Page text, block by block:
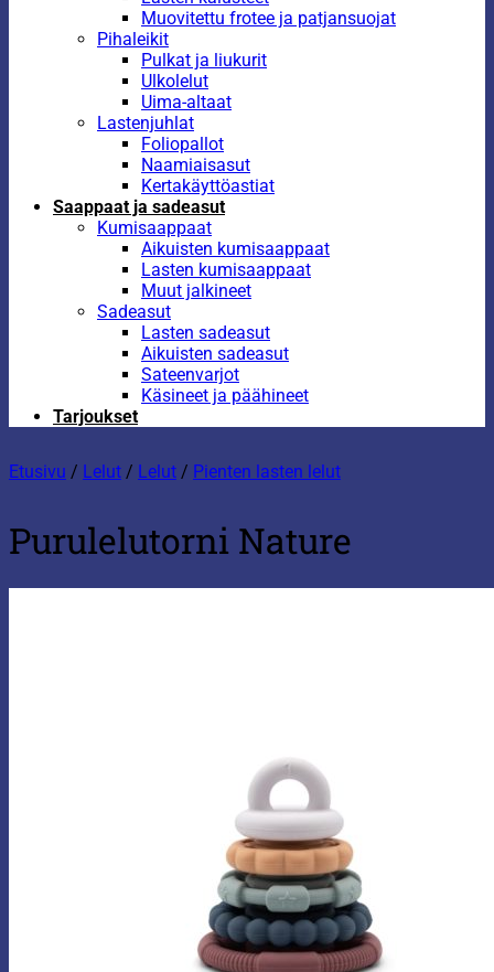
Muovitettu frotee ja patjansuojat
Pihaleikit
Pulkat ja liukurit
Ulkolelut
Uima-altaat
Lastenjuhlat
Foliopallot
Naamiaisasut
Kertakäyttöastiat
Saappaat ja sadeasut
Kumisaappaat
Aikuisten kumisaappaat
Lasten kumisaappaat
Muut jalkineet
Sadeasut
Lasten sadeasut
Aikuisten sadeasut
Sateenvarjot
Käsineet ja päähineet
Tarjoukset
Etusivu / Lelut / Lelut / Pienten lasten lelut
Purulelutorni Nature